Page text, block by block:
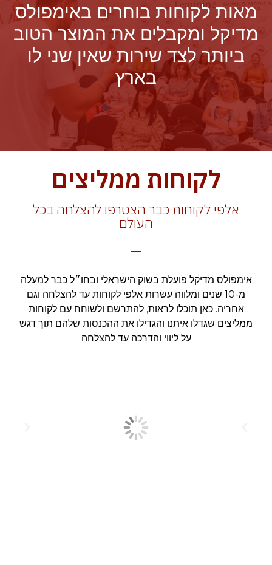
מאות לקוחות בוחרים באימפולס
מדיקל ומקבלים את המוצר הטוב
ביותר לצד שירות שאין שני לו
בארץ
לקוחות ממליצים
אלפי לקוחות כבר הצטרפו להצלחה בכל
העולם
אימפולס מדיקל פועלת בשוק הישראלי ובחו״ל כבר למעלה
מ-10 שנים ומלווה עשרות אלפי לקוחות עד להצלחה וגם
אחריה. כאן תוכלו לראות, להתרשם ולשוחח עם לקוחות
ממליצים שגדלו איתנו והגדילו את ההכנסות שלהם תוך דגש
על ליווי והדרכה עד להצלחה